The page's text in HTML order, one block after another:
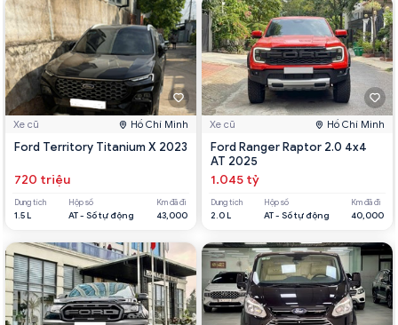
Xe cũ Hồ Chí Minh
Ford Territory Titanium X 2023
720 triệu
Dung tích
1.5 L
Hộp số
AT - Số tự động
Km đã đi
43,000
Xe cũ Hồ Chí Minh
Ford Ranger Raptor 2.0 4x4
AT 2025
1.045 tỷ
Dung tích
2.0 L
Hộp số
AT - Số tự động
Km đã đi
40,000